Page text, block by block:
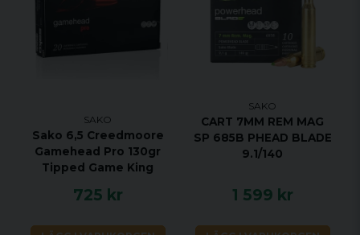
SAKO
Sako 6,5 Creedmoore
Gamehead Pro 130gr
Tipped Game King
725 kr
SAKO
CART 7MM REM MAG
SP 685B PHEAD BLADE
9.1/140
1 599 kr